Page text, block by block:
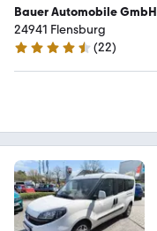
Bauer Automobile GmbH
24941 Flensburg
4.7 Sterne
(22)